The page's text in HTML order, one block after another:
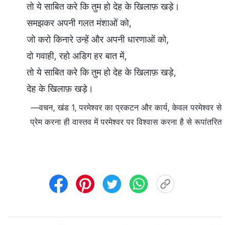
तो ये साबित करे कि तुम हो देह के खिलाफ़ खड़े।
समझकर अपनी गलत मंशाओं को,
जो करो किनारे उन्हें और अपनी धारणाओं को,
दो गवाही, रहो अडिग हर बात में,
तो ये साबित करे कि तुम हो देह के खिलाफ़ खड़े,
देह के खिलाफ़ खड़े।
—वचन, खंड 1, परमेश्वर का प्रकटन और कार्य, केवल परमेश्वर से
प्रेम करना ही वास्तव में परमेश्वर पर विश्वास करना है से रूपांतरित